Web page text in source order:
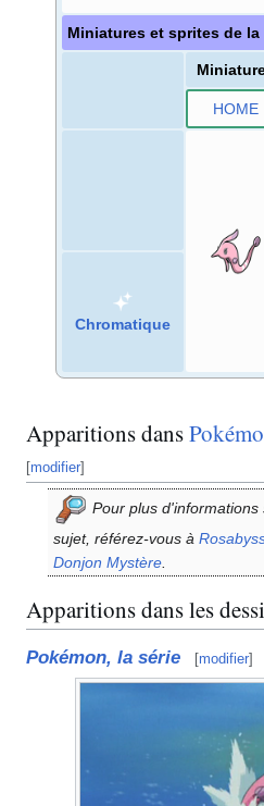
Miniatures et sprites de la
HOME
Chromatique
Apparitions dans
[modifier]
Pour plus d'informations
sujet, référez-vous à
Donjon Mystère.
Apparitions dans les
Pokémon, la série [modifier]